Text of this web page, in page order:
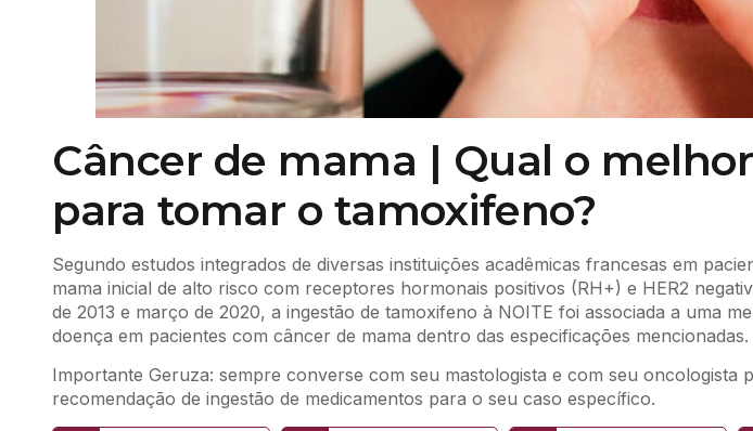
Câncer de mama | Qual o
para tomar o tamoxifeno?
Segundo estudos integrados de diversas instituições acadêmicas francesas em
mama inicial de alto risco com receptores hormonais positivos (RH+) e HER2
de 2013 e março de 2020, a ingestão de tamoxifeno à NOITE foi associada a uma
doença em pacientes com câncer de mama dentro das especificações mencionadas.
Importante Geruza: sempre converse com seu mastologista e com seu oncologista
recomendação de ingestão de medicamentos para o seu caso específico.